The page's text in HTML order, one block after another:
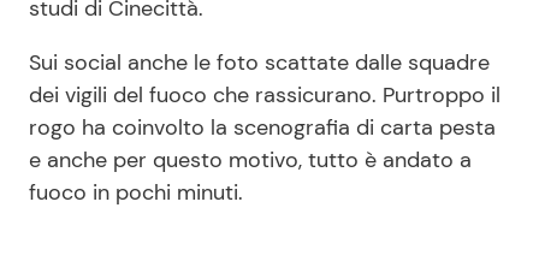
studi di Cinecittà.
Sui social anche le foto scattate dalle squadre
dei vigili del fuoco che rassicurano. Purtroppo il
rogo ha coinvolto la scenografia di carta pesta
e anche per questo motivo, tutto è andato a
fuoco in pochi minuti.